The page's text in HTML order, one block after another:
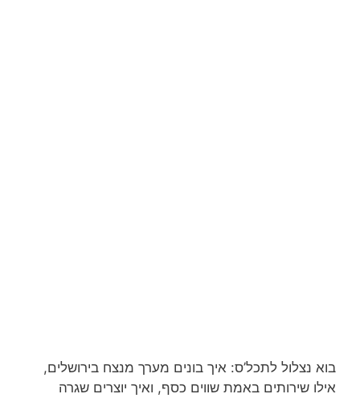
בוא נצלול לתכל’ס: איך בונים מערך מנצח בירושלים,
אילו שירותים באמת שווים כסף, ואיך יוצרים שגרה